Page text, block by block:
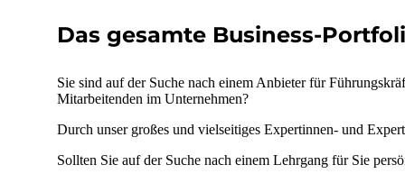
Das gesamte Business-
Sie sind auf der Suche nach einem Anbieter für
Mitarbeitenden im Unternehmen?
Durch unser großes und vielseitiges Expertinnen- und
Sollten Sie auf der Suche nach einem Lehrgang für Sie